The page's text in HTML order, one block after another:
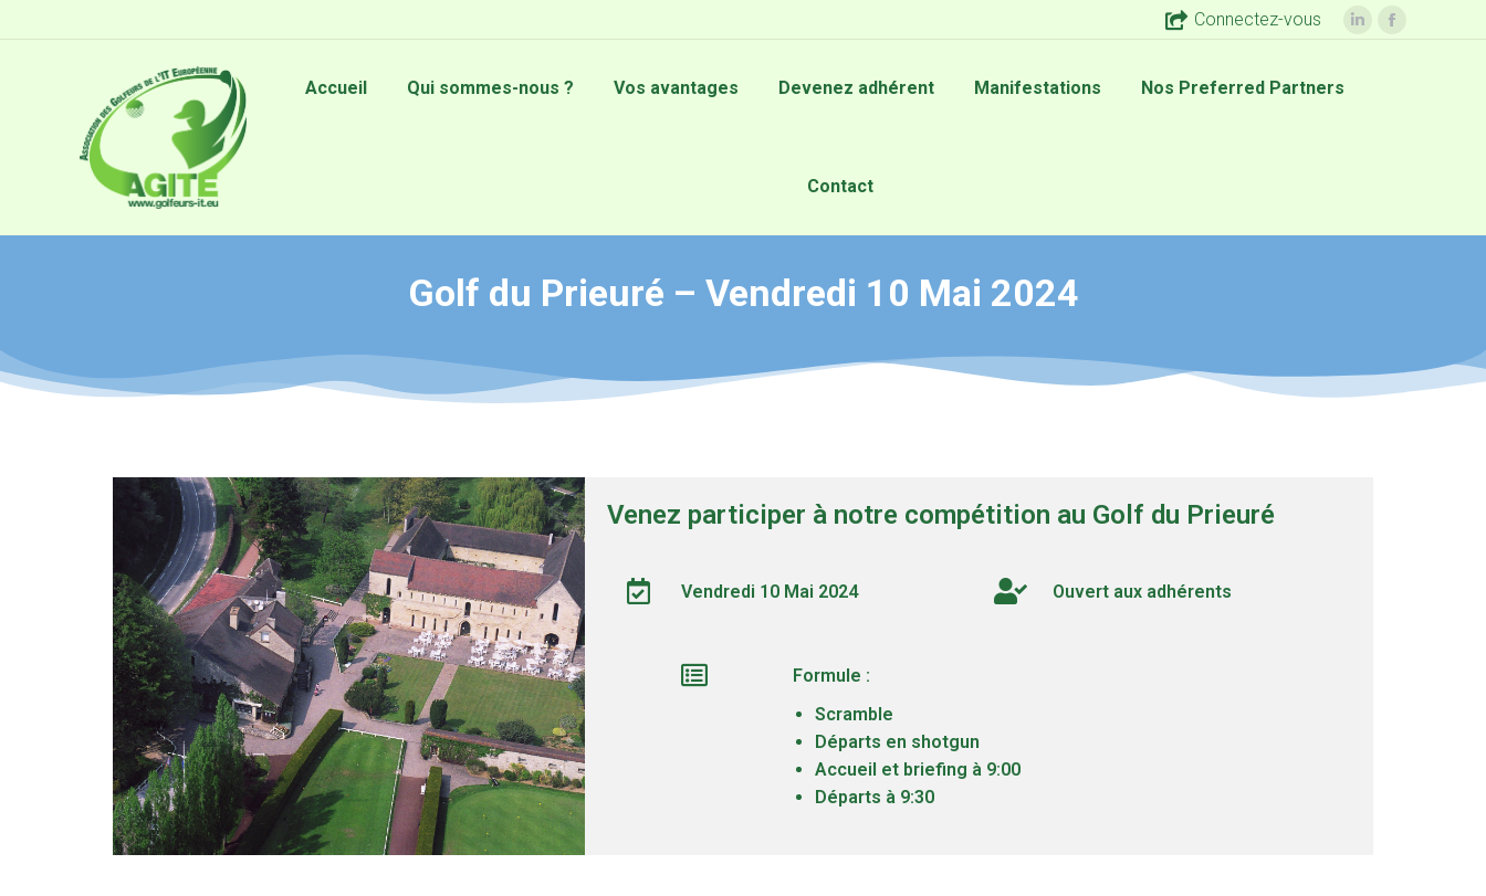
Connectez-vous
Accueil Qui sommes-nous ? Vos avantages Devenez adhérent Manifestations Nos Preferred Partners
Contact
Golf du Prieuré – Vendredi 10 Mai 2024
Venez participer à notre compétition au Golf du Prieuré
Vendredi 10 Mai 2024 Ouvert aux adhérents
Formule :
Scramble
Départs en shotgun
Accueil et briefing à 9:00
Départs à 9:30